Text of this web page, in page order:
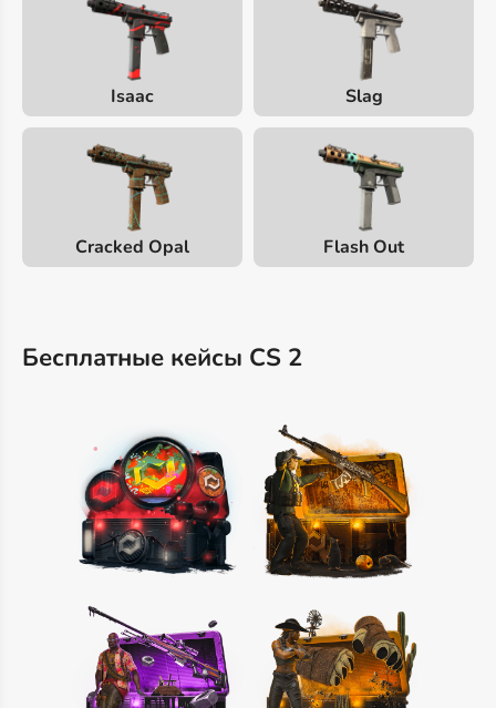
Isaac Slag
Cracked Opal Flash Out
Бесплатные кейсы CS 2